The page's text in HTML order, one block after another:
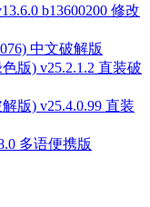
b13600200 修改
中文破解版
色版) v25.2.1.2 直装破
解版) v25.4.0.99 直装
多语便携版